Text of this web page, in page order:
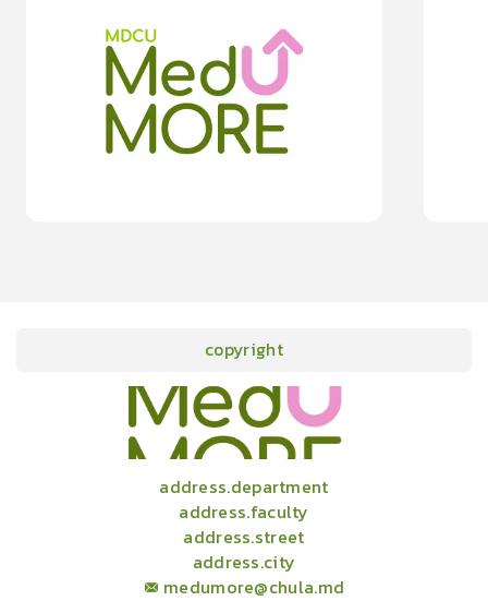
ปฏิบัติตัวอย่างไรภายหลังกลับจากเทศกาลสงกรานต์
0.0 0rating)
moreDetails
copyright
address.department
address.faculty
address.street
address.city
medumore@chula.md
onlineCourses academicConferencesnewsinfographic